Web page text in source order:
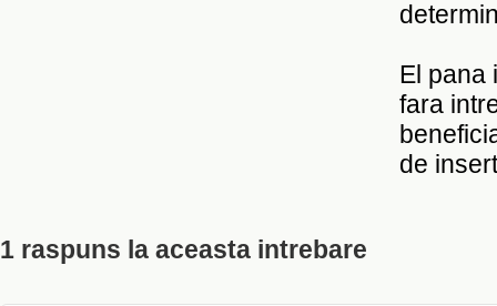
El pana
fara
de
1 raspuns la aceasta intrebare